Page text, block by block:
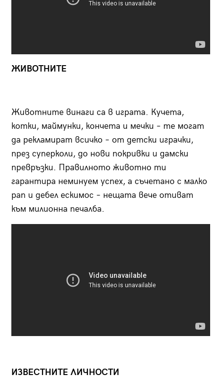
ЖИВОТНИТЕ
Животните винаги са в играта. Кучета,
котки, маймунки, кончета и мечки – те могат
да рекламират всичко – от детски играчки,
през суперколи, до нови покривки и дамски
превръзки. Правилното животно ти
гарантира неминуем успех, а съчетано с малко
рап и дебел ескимос – нещата вече отиват
към милионна печалба.
ИЗВЕСТНИТЕ ЛИЧНОСТИ